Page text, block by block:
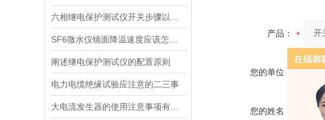
阐述继电保护测试仪的配置原则
电力电缆绝缘试验应注意的二三事
产品：
您的单位：
您的姓名：